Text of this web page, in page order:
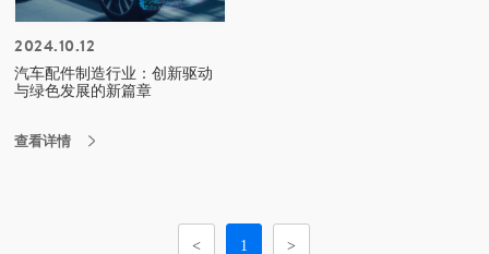
2024.10.12
汽车配件制造行业：创新驱动
与绿色发展的新篇章
查看详情 
< 1 >